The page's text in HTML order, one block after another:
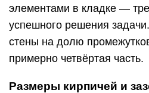
элементами в кладке —
успешного решения
стены на долю
примерно четвёртая часть.
Размеры кирпичей и